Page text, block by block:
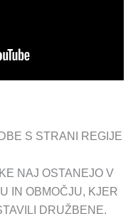
S STRANI REGIJE
NAJ OSTANEJO V
IN OBMOČJU, KJER
DRUŽBENE,